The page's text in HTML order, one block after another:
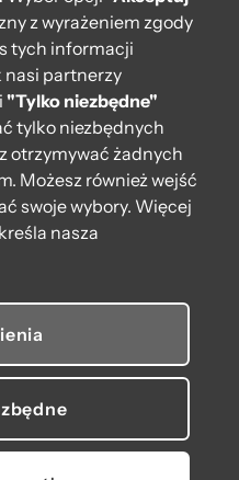
prawa zastrzeżone.
jak lubisz:
z wyrażeniem zgody
tych informacji
partnerzy
"Tylko niezbędne"
tylko niezbędnych
otrzymywać żadnych
Możesz również wejść
swoje wybory. Więcej
nasza